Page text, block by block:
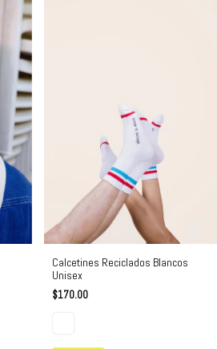
Calcetines Reciclados Blancos
Unisex
$170.00